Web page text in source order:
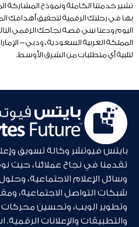
تشير خدمتنا الكاملة ونموذج المشاركة
بها في رحلتك الرقمية لتحقيق أهدافك
اليوم ودعنا نبني قصة نجاحك الرقمي
المملكة العربية السعودية ، ودبي –
لتلبية أي متطلبات من الشرق الأوسط.
بايتس فيوتشر وكالة تسويق
تقدمنا في نجاح عملائنا، حيث
وسائل الإعلام الاجتماعية،
شبكات التواصل الاجتماعية،
وتطوير الويب، وتحسين محركات
والتطبيقات والإعلانات